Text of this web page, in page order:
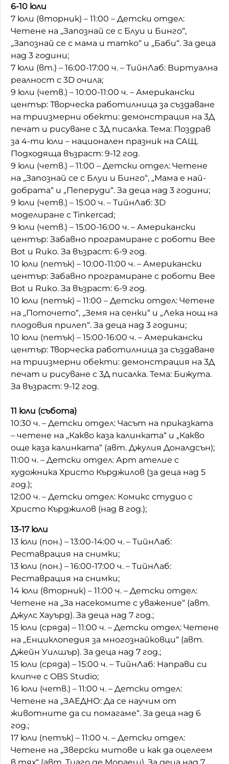
6-10 юли
7 юли (вторник) – 11:00 – Детски отдел:
Четене на „Запознай се с Блуи и Бинго“,
„Запознай се с мама и татко“ и „Баби“. За деца
над 3 години;
7 юли (вт.) – 16:00-17:00 ч. – ТийнЛаб: Виртуална
реалност с 3D очила;
9 юли (четв.) – 10:00-11:00 ч. – Американски
център: Творческа работилница за създаване
на триизмерни обекти: демонстрация на 3Д
печат и рисуване с 3Д писалка. Тема: Поздрав
за 4-ти юли – национален празник на САЩ.
Подходяща възраст: 9-12 год.
9 юли (четв.) – 11:00 – Детски отдел: Четене
на „Запознай се с Блуи и Бинго“, „Мама е най-
добрата“ и „Пеперуди“. За деца над 3 години;
9 юли (четв.) – 15:00 ч. – ТийнЛаб: 3D
моделиране с Tinkercad;
9 юли (четв.) – 15:00-16:00 ч. – Американски
център: Забавно програмиране с роботи Bee
Bot и Ruko. За възраст: 6-9 год.
10 юли (петък) – 10:00-11:00 ч. – Американски
център: Забавно програмиране с роботи Bee
Bot и Ruko. За възраст: 6-9 год.
10 юли (петък) – 11:00 – Детски отдел: Четене
на „Поточето“, „Земя на сенки“ и „Лека нощ на
плодовия прилеп“. За деца над 3 години;
10 юли (петък) – 15:00-16:00 ч. – Американски
център: Творческа работилница за създаване
на триизмерни обекти: демонстрация на 3Д
печат и рисуване с 3Д писалка. Тема: Бижута.
За възраст: 9-12 год.
11 юли (събота)
10:30 ч. – Детски отдел: Часът на приказката
– четене на „Какво каза калинката“ и „Какво
още каза калинката“ (авт. Джулия Доналдсън);
11:00 ч. – Детски отдел: Арт ателие с
художника Христо Кърджилов (за деца над 5
год.);
12:00 ч. – Детски отдел: Комикс студио с
Христо Кърджилов (над 8 год.);
13-17 юли
13 юли (пон.) – 13:00-14:00 ч. – ТийнЛаб:
Реставрация на снимки;
13 юли (пон.) – 16:00-17:00 ч. – ТийнЛаб:
Реставрация на снимки;
14 юли (вторник) – 11:00 ч. – Детски отдел:
Четене на „За насекомите с уважение“ (авт.
Джулс Хауърд). За деца над 7 год.;
15 юли (сряда) – 11:00 ч. – Детски отдел: Четене
на „Енциклопедия за многознайковци“ (авт.
Джейн Уилшър). За деца над 7 год.;
15 юли (сряда) – 15:00 ч. – ТийнЛаб: Направи си
клипче с OBS Studio;
16 юли (четв.) – 11:00 ч. – Детски отдел:
Четене на „ЗАЕДНО: Да се научим от
животните да си помагаме“. За деца над 6
год.;
17 юли (петък) – 11:00 ч. – Детски отдел:
Четене на „Зверски митове и как да оцелеем